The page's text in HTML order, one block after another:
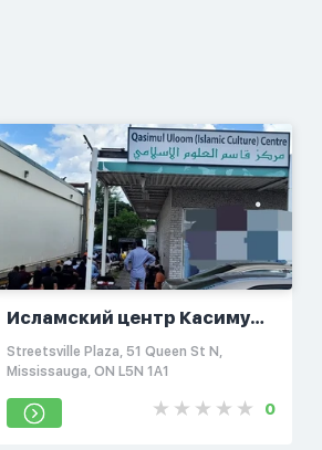
Исламский центр Касимул
Улум Канада
Streetsville Plaza, 51 Queen St N,
Mississauga, ON L5N 1A1
0